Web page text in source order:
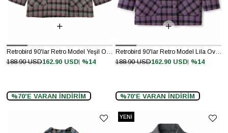
Retrobird 90'lar Retro Model Yeşil Oversize Tasarım Ekose Ceket
%14
162.90 USD
188.90 USD
%70'E VARAN İNDİRİM
Retrobird 90'lar Retro Model Lila Oversize Tasarım Ekose Ceket
%14
162.90 USD
188.90 USD
%70'E VARAN İNDİRİM
YENI